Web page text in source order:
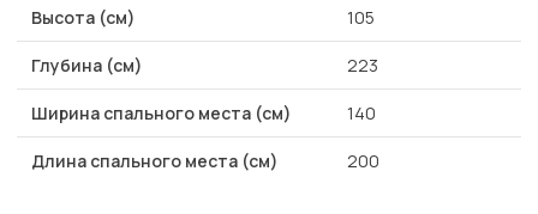
Высота (см) 105
Глубина (см) 223
Ширина спального места (см) 140
Длина спального места (см) 200